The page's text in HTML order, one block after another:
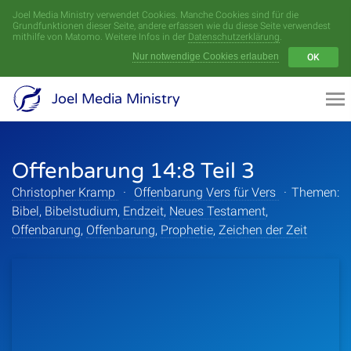
Joel Media Ministry verwendet Cookies. Manche Cookies sind für die
Grundfunktionen dieser Seite, andere erfassen wie du diese Seite verwendest
mithilfe von Matomo. Weitere Infos in der Datenschutzerklärung.
Nur notwendige Cookies erlauben
OK
Joel Media Ministry
Offenbarung 14:8 Teil 3
Christopher Kramp · Offenbarung Vers für Vers · Themen:
Bibel, Bibelstudium, Endzeit, Neues Testament,
Offenbarung, Offenbarung, Prophetie, Zeichen der Zeit
Menü
Videoarchiv
Serien
Sprecher
Themen